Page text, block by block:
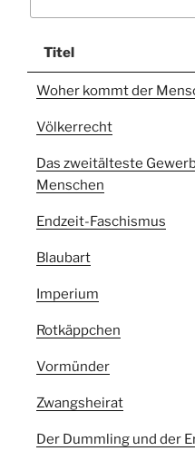
Titel
Woher kommt der
Völkerrecht
Das zweitälteste
Menschen
Endzeit-Faschismus
Blaubart
Imperium
Rotkäppchen
Vormünder
Zwangsheirat
Der Dummling und der